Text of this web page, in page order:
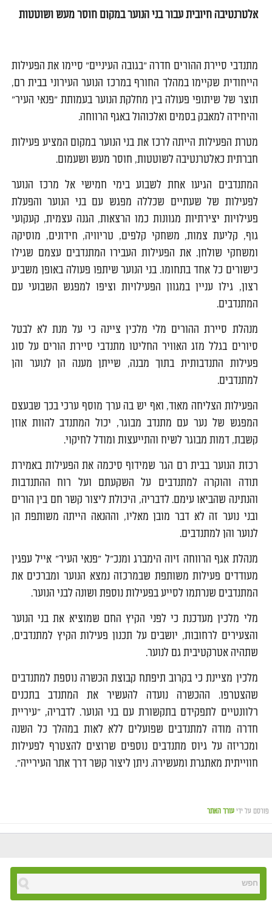
אלטרנטיבה חיובית עבור בני הנוער במקום חוסר מעש ושוטטות
מתנדבי סיירת ההורים חדרה "בגובה העיניים" סיימו את הפעילות
הייחודית שקיימו במהלך החורף במרכז הנוער העירוני בבית רם,
תוצר של שיתופי פעולה בין מחלקת הנוער בעמותת "פנאי העיר"
והיחידה למאבק בסמים ואלכוהול באגף הרווחה.
מטרת הפעילות הייתה לרכז את בני הנוער במקום המציע פעילות
חברתית כאלטרנטיבה לשוטטות, חוסר מעש ושעמום.
המתנדבים הגיעו אחת לשבוע בימי חמישי אל מרכז הנוער
לפעילות של שעתיים שכללה מפגש עם בני הנוער והפעלת
פעילויות יצירתיות מגוונות כמו הרצאות, הגנה עצמית, קעקועי
גוף, קליעת צמות, משחקי קלפים, טריוויה, חידונים, מוסיקה
ומשחקי שולחן. את הפעילות העבירו המתנדבים עצמם שגילו
כישורים כל אחד בתחומו. בני הנוער שיתפו פעולה באופן משביע
רצון, גילו עניין במגוון הפעילויות וציפו למפגש השבועי עם
המתנדבים.
מנהלת סיירת ההורים מלי מלכין ציינה כי על מנת לא לבטל
סיורים בגלל מזג האוויר החליטו מתנדבי סיירת הורים על סוג
פעילות התנדבותית בתוך מבנה, שייתן מענה הן לנוער והן
למתנדבים.
הפעילות הצליחה מאוד, ואף יש בה ערך מוסף ערכי בכך שבעצם
המפגש של נער עם מתנדב מבוגר, יכול המתנדב להוות אוזן
קשבת, דמות מבוגר לשיח והתייעצות ומודל לחיקוי.
רכזת הנוער בבית רם הגר שמידוף סיכמה את הפעילות באמירת
תודה והוקרה למתנדבים על השקעתם ועל רוח ההתנדבות
והנתינה שהביאו עימם. לדבריה, היכולת ליצור קשר חם בין הורים
ובני נוער זה לא דבר מובן מאליו, וההנאה הייתה משותפת הן
לנוער והן למתנדבים.
מנהלת אגף הרווחה זיוה הימברג ומנכ"ל "פנאי העיר" אייל עפגין
מעודדים פעילות משותפת שבמרכזה נמצא הנוער ומברכים את
המתנדבים שנרתמו לסייע בפעילות נוספת ושונה לבני הנוער.
מלי מלכין מעדכנת כי לפני הקיץ החם שמוציא את בני הנוער
והצעירים לרחובות, יושבים על תכנון פעילות הקיץ למתנדבים,
שתהיה אטרקטיבית גם לנוער.
מלכין מציינת כי בקרוב תיפתח קבוצת הכשרה נוספת למתנדבים
שהצטרפו. ההכשרה נועדה להעשיר את המתנדב בתכנים
רלוונטיים לתפקידם בתקשורת עם בני הנוער. לדבריה, "עיריית
חדרה מודה למתנדבים שפועלים ללא לאות במהלך כל השנה
ומכריזה על גיוס מתנדבים נוספים שרוצים להצטרף לפעילות
חווייתית מאתגרת ומעשירה. ניתן ליצור קשר דרך אתר העירייה".
פורסם על ידי עורך האתר